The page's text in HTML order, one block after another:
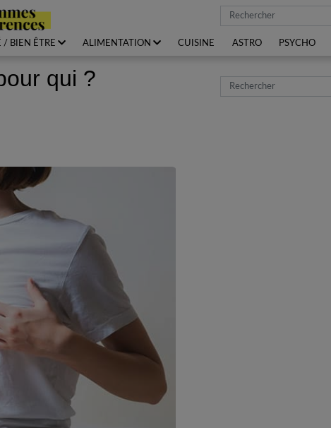
Rechercher
/ BIEN ÊTRE ALIMENTATION CUISINE ASTRO PSYCHO
qui ? Rechercher